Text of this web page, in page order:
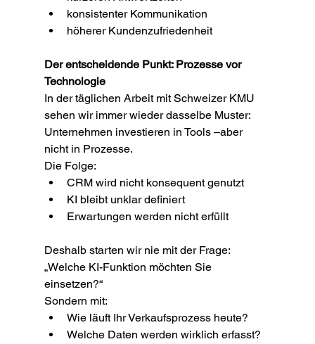
konsistenter Kommunikation
höherer Kundenzufriedenheit
Der entscheidende Punkt: Prozesse vor
Technologie
In der täglichen Arbeit mit Schweizer KMU
sehen wir immer wieder dasselbe Muster:
Unternehmen investieren in Tools –aber
nicht in Prozesse.
Die Folge:
CRM wird nicht konsequent genutzt
KI bleibt unklar definiert
Erwartungen werden nicht erfüllt
Deshalb starten wir nie mit der Frage:
„Welche KI-Funktion möchten Sie
einsetzen?“
Sondern mit:
Wie läuft Ihr Verkaufsprozess heute?
Welche Daten werden wirklich erfasst?